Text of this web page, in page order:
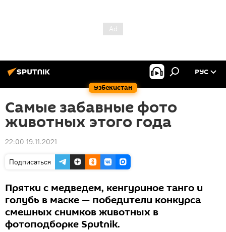
Узбекистан
РУС
Самые забавные фото
животных этого года
22:00 19.11.2021
Подписаться
Прятки с медведем, кенгуриное танго и
голубь в маске — победители конкурса
смешных снимков животных в
фотоподборке Sputnik.